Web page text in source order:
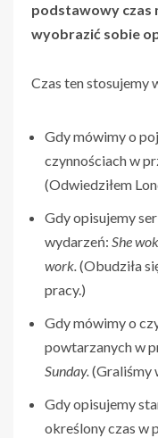
podstawowy czas
wyobrazić sobie
Czas ten stosujemy
Gdy mówimy o
czynnościach w
(Odwiedziłem
Gdy opisujemy
wydarzeń: She
work.(Obudziła
pracy.)
Gdy mówimy o
powtarzanych w
Sunday.(Graliśmy
Gdy opisujemy
określony czas w